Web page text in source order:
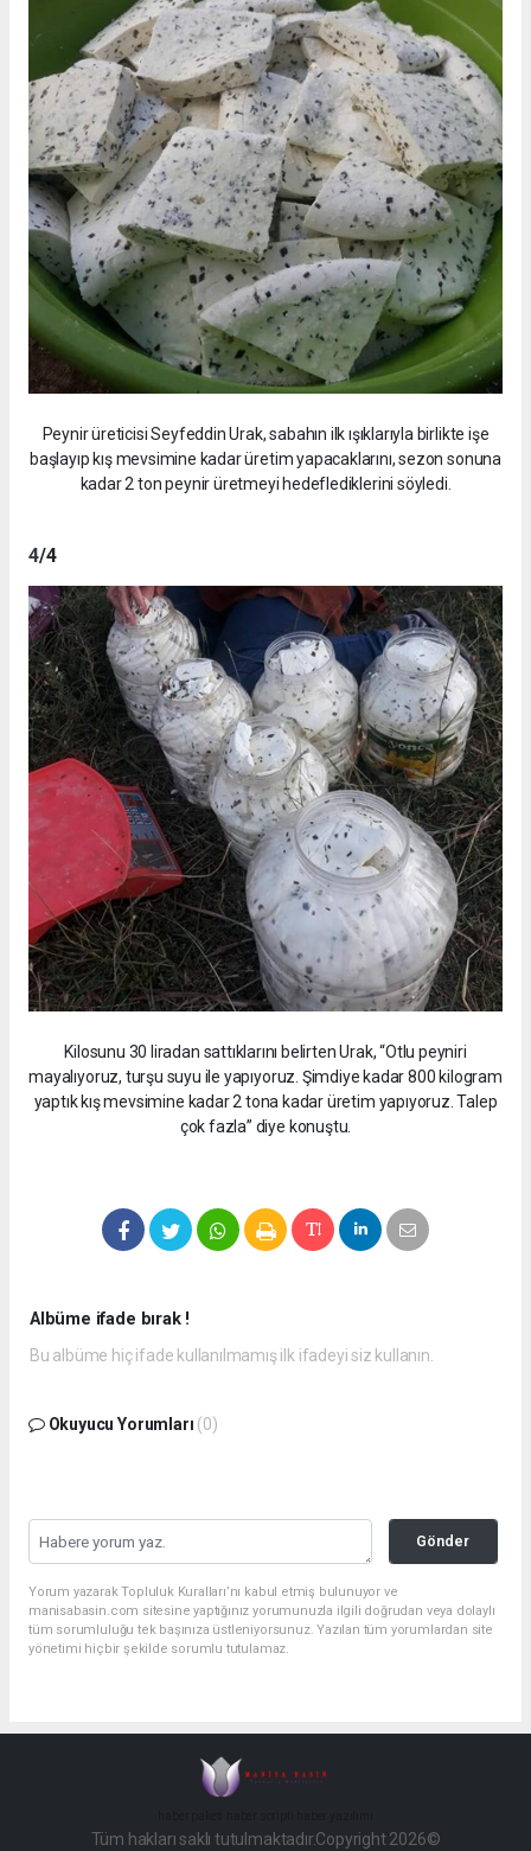
Peynir üreticisi Seyfeddin Urak, sabahın ilk ışıklarıyla birlikte işe
başlayıp kış mevsimine kadar üretim yapacaklarını, sezon sonuna
kadar 2 ton peynir üretmeyi hedeflediklerini söyledi.
4/4
Kilosunu 30 liradan sattıklarını belirten Urak, “Otlu peyniri
mayalıyoruz, turşu suyu ile yapıyoruz. Şimdiye kadar 800 kilogram
yaptık kış mevsimine kadar 2 tona kadar üretim yapıyoruz. Talep
çok fazla” diye konuştu.
Albüme ifade bırak !
Bu albüme hiç ifade kullanılmamış ilk ifadeyi siz kullanın.
Okuyucu Yorumları (0)
Gönder
Yorum yazarak Topluluk Kuralları’nı kabul etmiş bulunuyor ve
manisabasin.com sitesine yaptığınız yorumunuzla ilgili doğrudan veya dolaylı
tüm sorumluluğu tek başınıza üstleniyorsunuz. Yazılan tüm yorumlardan site
yönetimi hiçbir şekilde sorumlu tutulamaz.
Tüm hakları saklı tutulmaktadır.Copyright 2026©